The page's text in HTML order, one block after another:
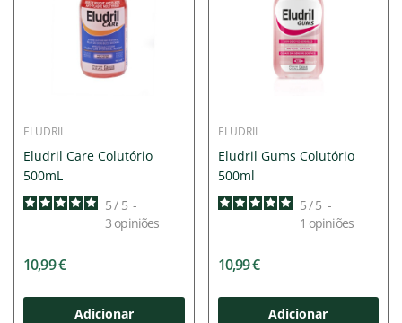
ELUDRIL
Eludril Care Colutório
500mL
5/ 5 -
3 opiniões
10,99 €
Adicionar
ELUDRIL
Eludril Gums Colutório
500ml
5/ 5 -
1 opiniões
10,99 €
Adicionar